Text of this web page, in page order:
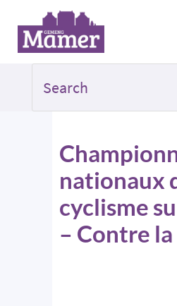
nationaux
cyclisme
– Contre